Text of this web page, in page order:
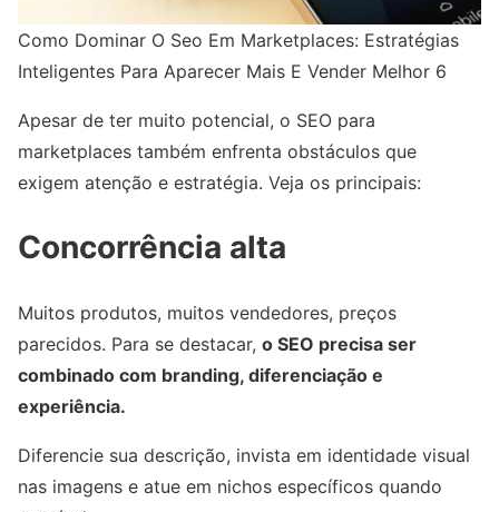
Como Dominar O Seo Em Marketplaces: Estratégias
Inteligentes Para Aparecer Mais E Vender Melhor 6
Apesar de ter muito potencial, o SEO para
marketplaces também enfrenta obstáculos que
exigem atenção e estratégia. Veja os principais:
Concorrência alta
Muitos produtos, muitos vendedores, preços
parecidos. Para se destacar, o SEO precisa ser
combinado com branding, diferenciação e
experiência.
Diferencie sua descrição, invista em identidade visual
nas imagens e atue em nichos específicos quando